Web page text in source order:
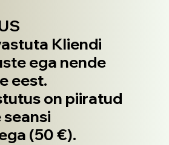
Kliendi
ega nende
eest.
on piiratud
(50 €).